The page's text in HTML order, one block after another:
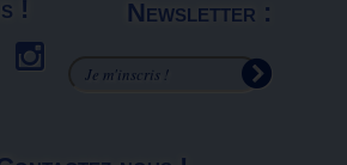
! Newsletter :